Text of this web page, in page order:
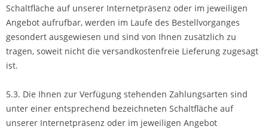
Schaltfläche auf unserer Internetpräsenz oder im jeweiligen
Angebot aufrufbar, werden im Laufe des Bestellvorganges
gesondert ausgewiesen und sind von Ihnen zusätzlich zu
tragen, soweit nicht die versandkostenfreie Lieferung zugesagt
ist.
5.3. Die Ihnen zur Verfügung stehenden Zahlungsarten sind
unter einer entsprechend bezeichneten Schaltfläche auf
unserer Internetpräsenz oder im jeweiligen Angebot